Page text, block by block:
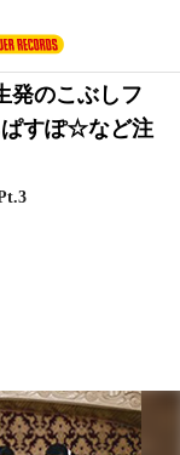
発のこぶしフ
ぱすぽ☆など注